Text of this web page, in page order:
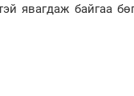
явагдаж байгаа